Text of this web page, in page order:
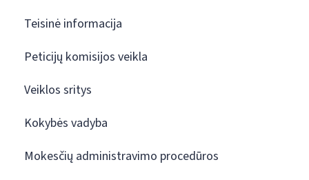
Teisinė informacija
Peticijų komisijos veikla
Veiklos sritys
Kokybės vadyba
Mokesčių administravimo procedūros